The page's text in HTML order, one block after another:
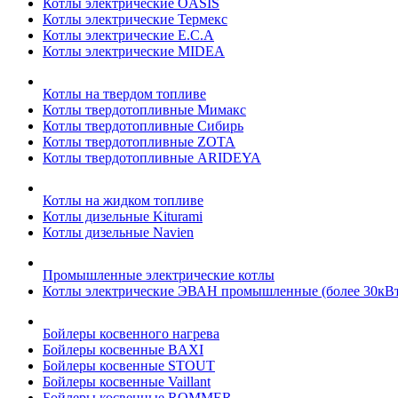
Котлы электрические OASIS
Котлы электрические Термекс
Котлы электрические E.C.A
Котлы электрические MIDEA
Котлы на твердом топливе
Котлы твердотопливные Мимакс
Котлы твердотопливные Сибирь
Котлы твердотопливные ZOTA
Котлы твердотопливные ARIDEYA
Котлы на жидком топливе
Котлы дизельные Kiturami
Котлы дизельные Navien
Промышленные электрические котлы
Котлы электрические ЭВАН промышленные (более
Бойлеры косвенного нагрева
Бойлеры косвенные BAXI
Бойлеры косвенные STOUT
Бойлеры косвенные Vaillant